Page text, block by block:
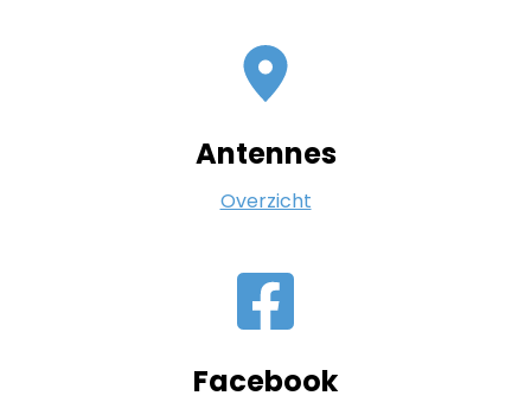
Antennes
Overzicht
Facebook